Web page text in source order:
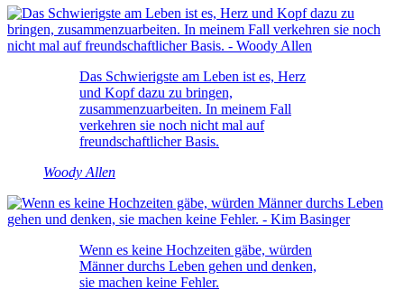
Das Schwierigste am Leben ist es, Herz
und Kopf dazu zu bringen,
zusammenzuarbeiten. In meinem Fall
verkehren sie noch nicht mal auf
freundschaftlicher Basis.
Woody Allen
Wenn es keine Hochzeiten gäbe, würden
Männer durchs Leben gehen und denken,
sie machen keine Fehler.